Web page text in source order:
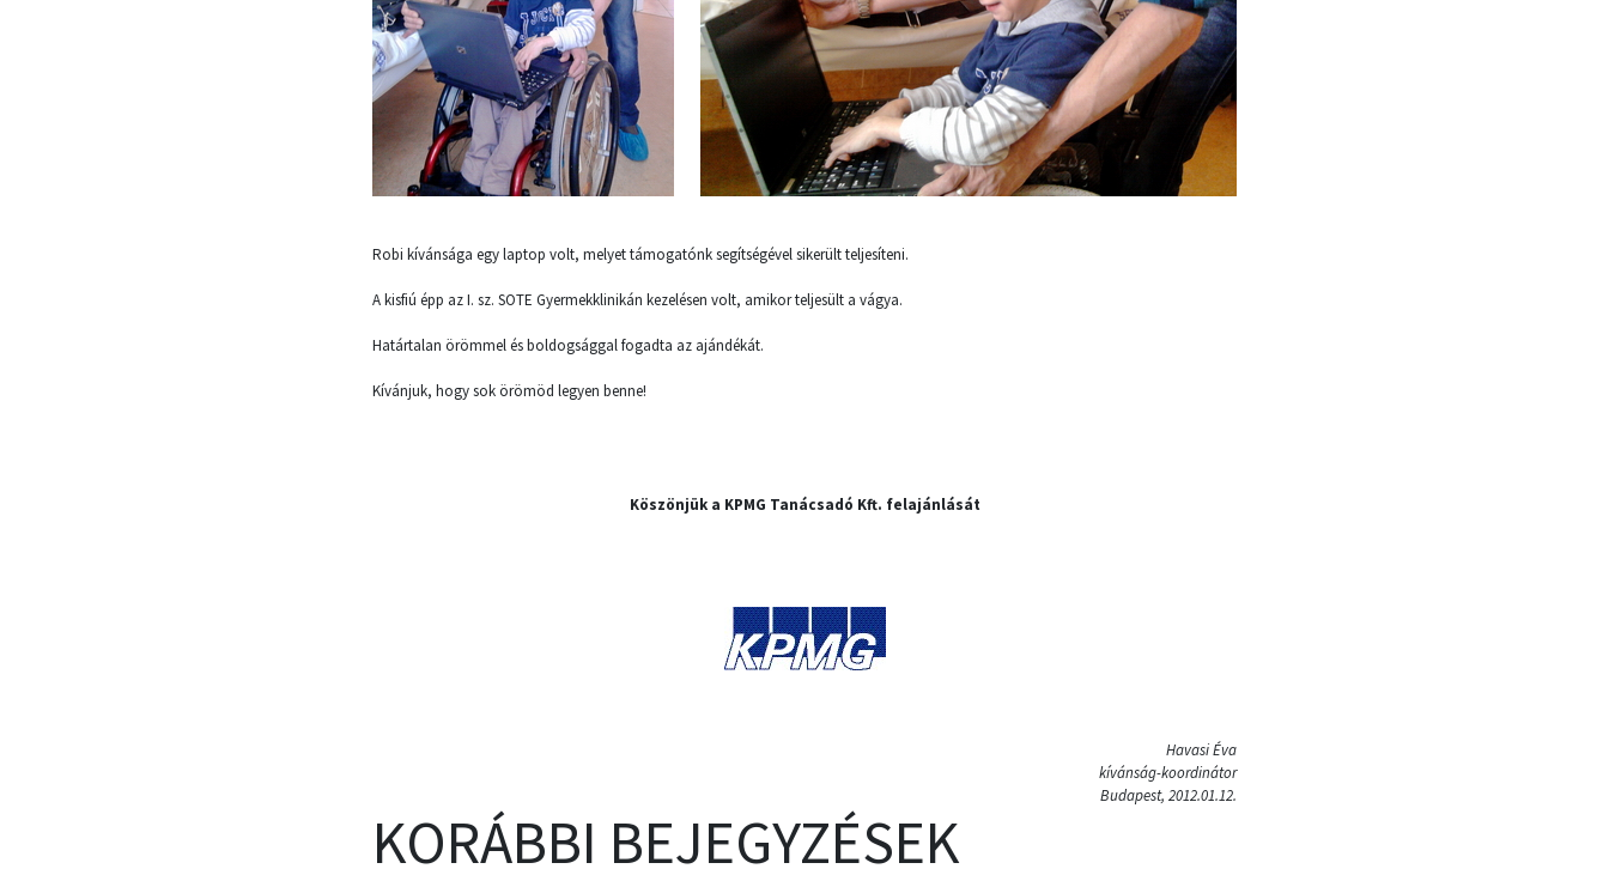
Robi kívánsága egy laptop volt, melyet támogatónk segítségével sikerült teljesíteni.
A kisfiú épp az I. sz. SOTE Gyermekklinikán kezelésen volt, amikor teljesült a vágya.
Határtalan örömmel és boldogsággal fogadta az ajándékát.
Kívánjuk, hogy sok örömöd legyen benne!
Köszönjük a KPMG Tanácsadó Kft. felajánlását
Havasi Éva
kívánság-koordinátor
Budapest, 2012.01.12.
KORÁBBI BEJEGYZÉSEK